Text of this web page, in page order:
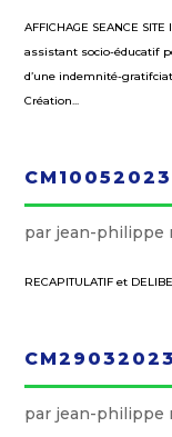
AFFICHAGE SEANCE
assistant socio-éducatif
d’une indemnité-
Création...
CM10052023
par jean-philippe
RECAPITULATIF et
CM29032023
par jean-philippe